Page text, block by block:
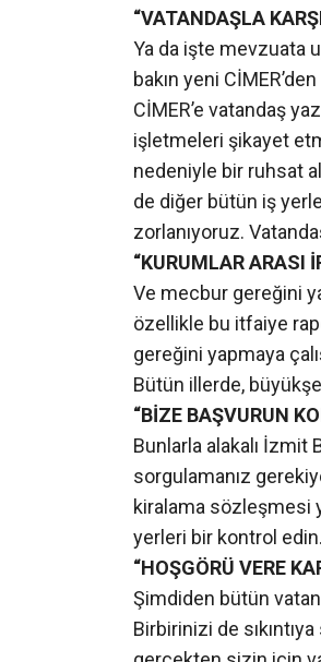
“VATANDAŞLA
Ya da işte mevzuata
bakın yeni
CİMER’e vatandaş
işletmeleri şikayet
nedeniyle bir ruhsat
de diğer bütün iş
zorlanıyoruz.
“KURUMLAR ARASI
Ve mecbur gereğini
özellikle bu itfaiye
gereğini yapmaya
Bütün illerde,
“BİZE BAŞVURUN
Bunlarla alakalı İzmit
sorgulamanız
kiralama sözleşmesi
yerleri bir kontrol edin.
“HOŞGÖRÜ VERE
Şimdiden bütün
Birbirinizi de